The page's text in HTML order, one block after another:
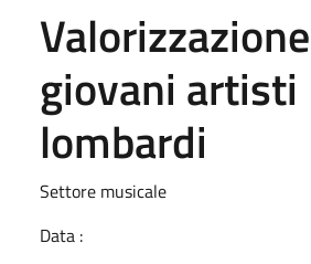
Valorizzazione
giovani artisti
lombardi
Settore musicale
Data :